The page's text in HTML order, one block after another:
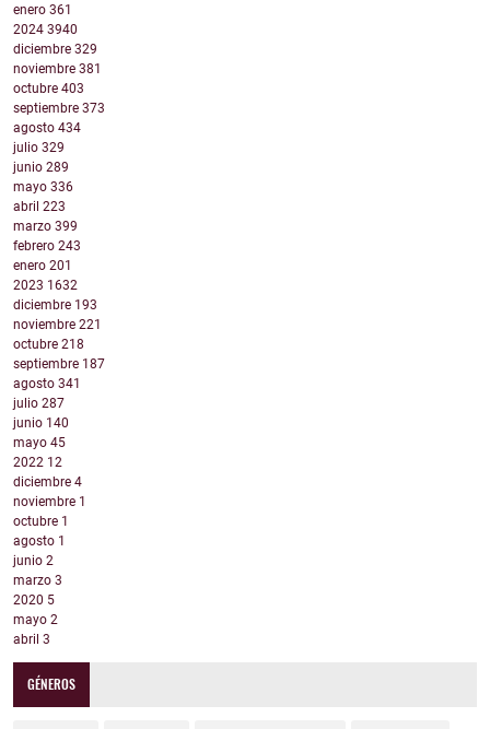
enero 361
2024 3940
diciembre 329
noviembre 381
octubre 403
septiembre 373
agosto 434
julio 329
junio 289
mayo 336
abril 223
marzo 399
febrero 243
enero 201
2023 1632
diciembre 193
noviembre 221
octubre 218
septiembre 187
agosto 341
julio 287
junio 140
mayo 45
2022 12
diciembre 4
noviembre 1
octubre 1
agosto 1
junio 2
marzo 3
2020 5
mayo 2
abril 3
GÉNEROS